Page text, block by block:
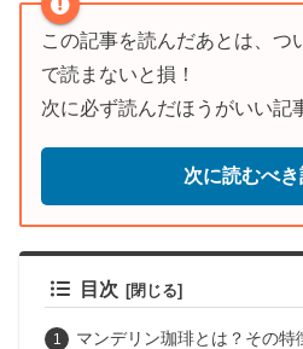
この記事を読んだあとは、つ
で読まないと損！
次に必ず読んだほうがいい記
次に読むべ
目次
マンデリン珈琲とは？その特